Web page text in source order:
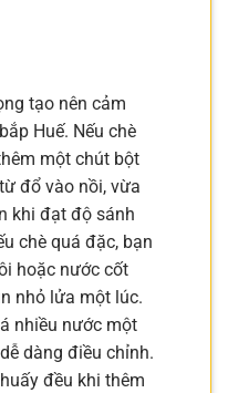
tạo nên cảm
Huế. Nếu chè
một chút bột
đổ vào nồi, vừa
khi đạt độ sánh
chè quá đặc, bạn
hoặc nước cốt
nhỏ lửa một lúc.
nhiều nước một
dàng điều chỉnh.
đều khi thêm